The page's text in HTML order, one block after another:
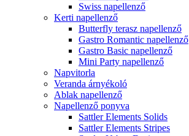
Swiss napellenző
Kerti napellenző
Butterfly terasz napellenző
Gastro Romantic napellenző
Gastro Basic napellenző
Mini Party napellenző
Napvitorla
Veranda árnyékoló
Ablak napellenző
Napellenző ponyva
Sattler Elements Solids
Sattler Elements Stripes